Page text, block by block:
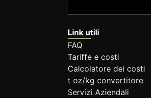
Link utili
FAQ
Tariffe e costi
Calcolatore dei costi
t oz/kg convertitore
Servizi Aziendali